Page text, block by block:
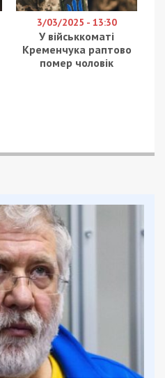
3/03/2025 - 13:30
У військкоматі
Кременчука раптово
помер чоловік